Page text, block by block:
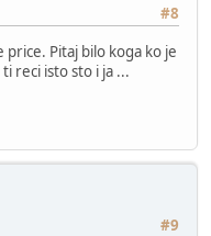
#8
price. Pitaj bilo koga ko je
reci isto sto i ja ...
#9